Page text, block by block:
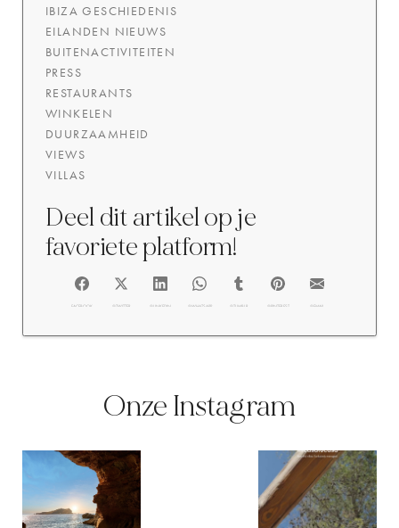
IBIZA GESCHIEDENIS
EILANDEN NIEUWS
BUITENACTIVITEITEN
PRESS
RESTAURANTS
WINKELEN
DUURZAAMHEID
VIEWS
VILLAS
Deel dit artikel op je
favoriete platform!
FACEBOOK @TWITTER @LINKEDIN @WHATSAPP @TUMBLR @PINTEREST @EMAIL
Onze Instagram